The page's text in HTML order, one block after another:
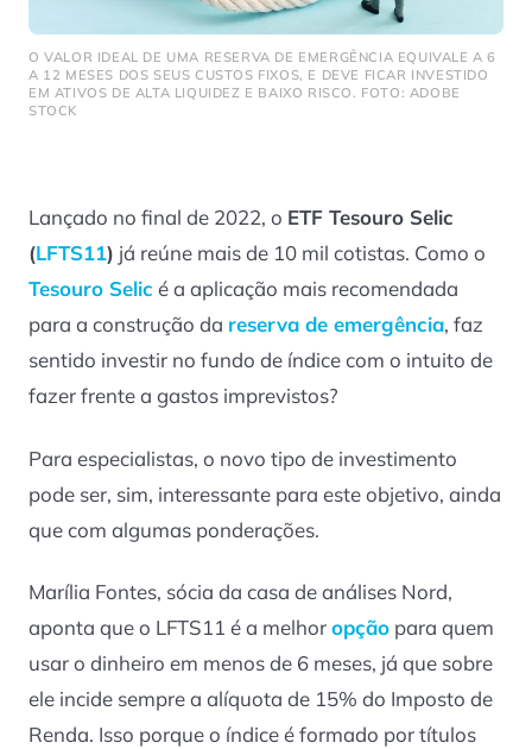
O VALOR IDEAL DE UMA RESERVA DE EMERGÊNCIA EQUIVALE A 6
A 12 MESES DOS SEUS CUSTOS FIXOS, E DEVE FICAR INVESTIDO
EM ATIVOS DE ALTA LIQUIDEZ E BAIXO RISCO. FOTO: ADOBE
STOCK
Lançado no final de 2022, o ETF Tesouro Selic
(LFTS11) já reúne mais de 10 mil cotistas. Como o
Tesouro Selic é a aplicação mais recomendada
para a construção da reserva de emergência, faz
sentido investir no fundo de índice com o intuito de
fazer frente a gastos imprevistos?
Para especialistas, o novo tipo de investimento
pode ser, sim, interessante para este objetivo, ainda
que com algumas ponderações.
Marília Fontes, sócia da casa de análises Nord,
aponta que o LFTS11 é a melhoropção para quem
usar o dinheiro em menos de 6 meses, já que sobre
ele incide sempre a alíquota de 15% do Imposto de
Renda. Isso porque o índice é formado por títulos